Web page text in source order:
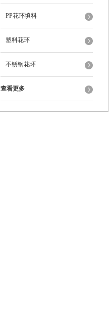
PP花环填料
塑料花环
不锈钢花环
查看更多